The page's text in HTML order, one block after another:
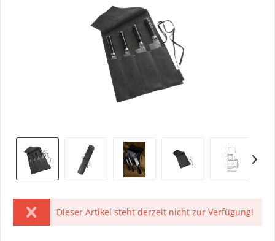
Dieser Artikel steht derzeit nicht zur Verfügung!